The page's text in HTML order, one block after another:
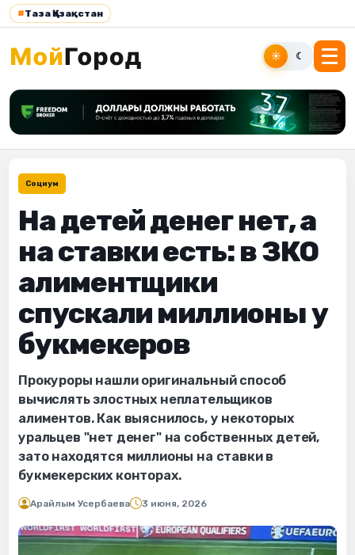
#Таза Қазақстан
☀ ☾
Социум
На детей денег нет, а
на ставки есть: в ЗКО
алиментщики
спускали миллионы у
букмекеров
Прокуроры нашли оригинальный способ
вычислять злостных неплательщиков
алиментов. Как выяснилось, у некоторых
уральцев "нет денег" на собственных детей,
зато находятся миллионы на ставки в
букмекерских конторах.
Арайлым Усербаева 3 июня, 2026